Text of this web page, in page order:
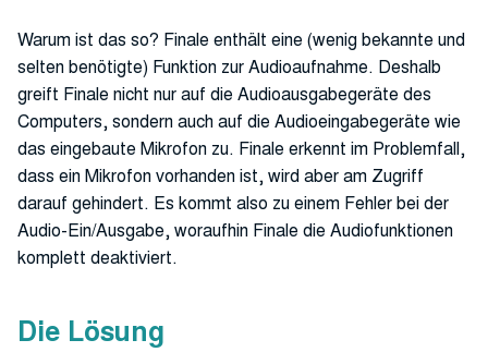
Warum ist das so? Finale enthält eine (wenig bekannte und
selten benötigte) Funktion zur Audioaufnahme. Deshalb
greift Finale nicht nur auf die Audioausgabegeräte des
Computers, sondern auch auf die Audioeingabegeräte wie
das eingebaute Mikrofon zu. Finale erkennt im Problemfall,
dass ein Mikrofon vorhanden ist, wird aber am Zugriff
darauf gehindert. Es kommt also zu einem Fehler bei der
Audio-Ein/Ausgabe, woraufhin Finale die Audiofunktionen
komplett deaktiviert.
Die Lösung